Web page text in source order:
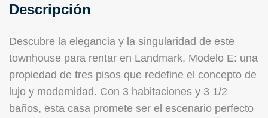
Descripción
Descubre la elegancia y la singularidad de este
townhouse para rentar en Landmark, Modelo E: una
propiedad de tres pisos que redefine el concepto de
lujo y modernidad. Con 3 habitaciones y 3 1/2
baños, esta casa promete ser el escenario perfecto